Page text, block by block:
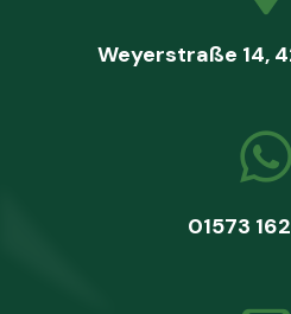
Weyerstraße 14,
01573